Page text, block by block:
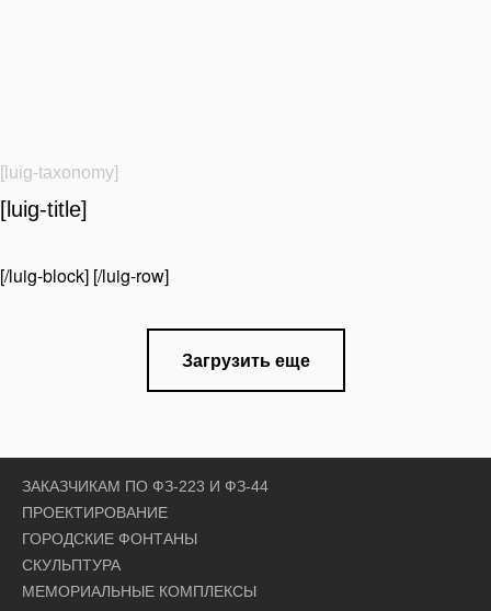
[luig-taxonomy]
[luig-title]
[/luig-block] [/luig-row]
Загрузить еще
ЗАКАЗЧИКАМ ПО ФЗ-223 И ФЗ-44
ПРОЕКТИРОВАНИЕ
ГОРОДСКИЕ ФОНТАНЫ
СКУЛЬПТУРА
МЕМОРИАЛЬНЫЕ КОМПЛЕКСЫ